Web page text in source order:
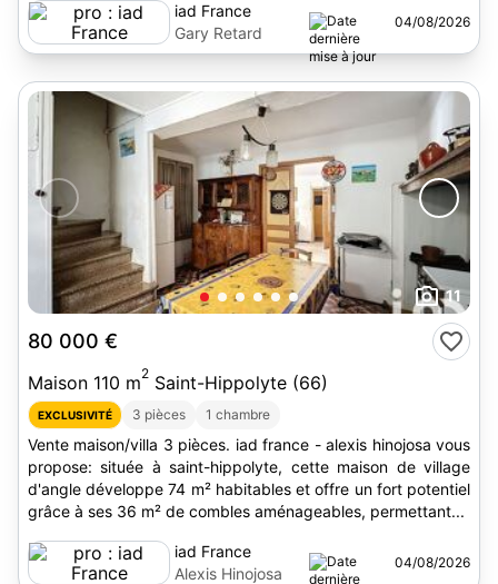
iad France
Gary Retard
04/08/2026
11
80 000 €
Maison 110 m2 Saint-Hippolyte (66)
EXCLUSIVITÉ 3 pièces 1 chambre
Vente maison/villa 3 pièces. iad france - alexis hinojosa vous
propose: située à saint-hippolyte, cette maison de village
d'angle développe 74 m² habitables et offre un fort potentiel
grâce à ses 36 m² de combles aménageables, permettant...
iad France
Alexis Hinojosa
04/08/2026